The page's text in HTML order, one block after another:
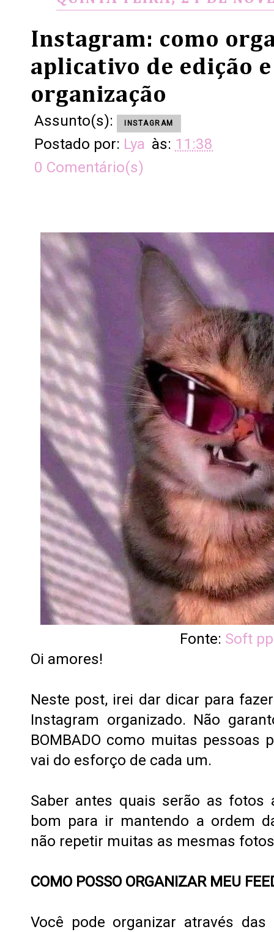
Instagram: como
aplicativo de edição
organização
Assunto(s): INSTAGRAM
Postado por: Lya às: 11:38
0 Comentário(s)
Fonte: Soft pp
Oi amores!
Neste post, irei dar dicar para
Instagram organizado. Não
BOMBADO como muitas pessoas
vai do esforço de cada um.
Saber antes quais serão as fotos
bom para ir mantendo a ordem
não repetir muitas as mesmas
COMO POSSO ORGANIZAR MEU
Você pode organizar através